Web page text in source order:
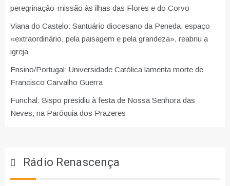
peregrinação-missão às ilhas das Flores e do Corvo
Viana do Castelo: Santuário diocesano da Peneda, espaço
«extraordinário, pela paisagem e pela grandeza», reabriu a
igreja
Ensino/Portugal: Universidade Católica lamenta morte de
Francisco Carvalho Guerra
Funchal: Bispo presidiu à festa de Nossa Senhora das
Neves, na Paróquia dos Prazeres
Rádio Renascença